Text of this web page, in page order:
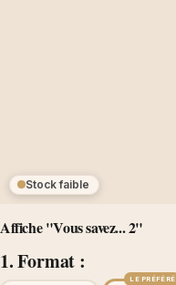
Affiche "Vous savez... 2"
1. Format :
Stock faible
LE PRÉFÉRÉ